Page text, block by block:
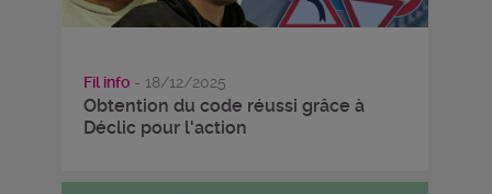
Fil info - 18/12/2025
Obtention du code réussi grâce à
Déclic pour l'action